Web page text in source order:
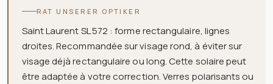
RAT UNSERER OPTIKER
Saint Laurent SL 572 : forme rectangulaire, lignes
droites. Recommandée sur visage rond, à éviter sur
visage déjà rectangulaire ou long. Cette solaire peut
être adaptée à votre correction. Verres polarisants ou